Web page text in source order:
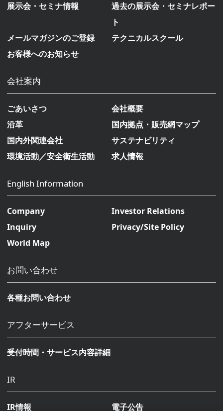
展示会・セミナ情報
過去の展示会・セミナレポー
ト
メールマガジンのご登録
テクニカルスクール
お客様へのお知らせ
会社案内
ごあいさつ
会社概要
沿革
国内拠点・販売網マップ
国内外関連会社
サステナビリティ
環境活動／安全衛生活動
求人情報
English Information
Company
Investor Relations
Inquiry
Privacy/Site Policy
World Map
お問い合わせ
各種お問い合わせ
アフターサービス
受付時間・サービス内容詳細
IR
IR情報 電子公告